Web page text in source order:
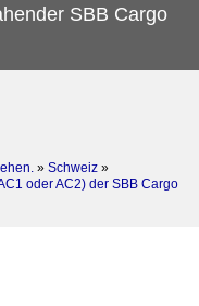
SBB Cargo
» Schweiz »
oder AC2) der SBB Cargo